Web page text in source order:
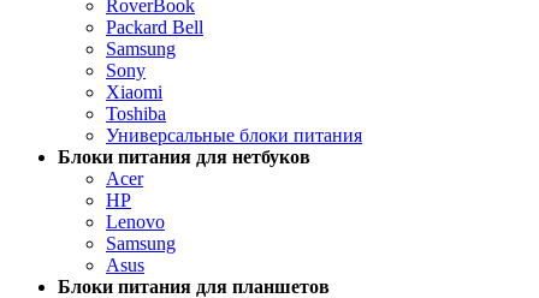
RoverBook
Packard Bell
Samsung
Sony
Xiaomi
Toshiba
Универсальные блоки питания
Блоки питания для нетбуков
Acer
HP
Lenovo
Samsung
Asus
Блоки питания для планшетов